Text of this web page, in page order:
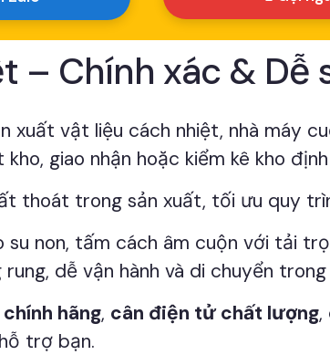
– Chính xác & Dễ
xuất vật liệu cách nhiệt, nhà máy
giao nhận hoặc kiểm kê kho
thoát trong sản xuất, tối ưu quy
non, tấm cách âm cuộn với tải
dễ vận hành và di chuyển
hãng, cân điện tử chất lượng,
trợ bạn.